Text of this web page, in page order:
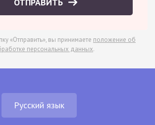
«Отправить», вы принимаете положение об
персональных данных.
Русский язык